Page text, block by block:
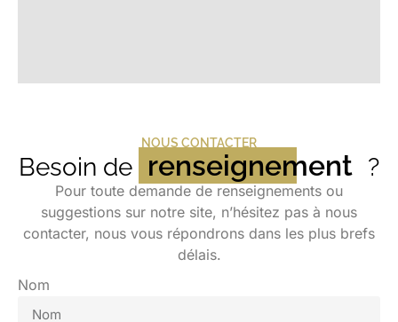
NOUS CONTACTER
Besoin de renseignement ?
Pour toute demande de renseignements ou
suggestions sur notre site, n’hésitez pas à nous
contacter, nous vous répondrons dans les plus brefs
délais.
Nom